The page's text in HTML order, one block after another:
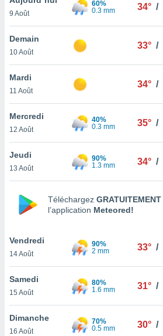
et
»,
au
vous
qu'ils
ou
le
ainsi
un
la
du
9 Août
60%
0.3 mm
34° /
Demain
10 Août
33° /
Mardi
11 Août
34° /
Mercredi
12 Août
40%
0.3 mm
35° /
Jeudi
13 Août
90%
1.3 mm
34° /
Téléchargez GRATUITEMENT
l’application Meteored!
Vendredi
14 Août
90%
2 mm
33° /
Samedi
15 Août
80%
1.6 mm
31° /
Dimanche
16 Août
70%
0.5 mm
30° /